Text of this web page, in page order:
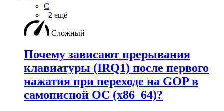
C
+2 ещё
Сложный
Почему зависают прерывания
клавиатуры (IRQ1) после первого
нажатия при переходе на GOP в
самописной ОС (x86_64)?